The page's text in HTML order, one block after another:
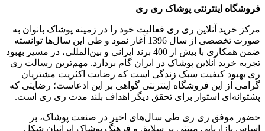
فروشگاه اینترنتی پوشاک ری ری
مرکز خرید آنلاین ری ری فعالیت خود را در زمینه پوشاک بانوان به
‌صورت تخصصی از سال 1396 آغاز نمود و طی این سال‌ها توانسته
ضمن همکاری با بیش از 400 برند ایرانی و بین‌المللی، در مسیر بهبود
تجربه خرید آنلاین پوشاک در ایران گام بردارد. مهم‌ترین رسالت ری
ری بهبود کیفیت سبک زندگی است که رضایت اکثریت مشتریان
گرامی از این فروشگاه اینترنتی گواهی بر این ادعاست؛ رضایتی که
پشتوانه‌ای استوار برای تحقق دیگر اهداف بلند مدت ری ری است.
حضور موفق ری ری طی سال‌های اخیر در صنعت پوشاک، بر
اساس بازاریابی مبتنی بر سلایق و فرهنگ پوشاک ایرانیان شکل‌